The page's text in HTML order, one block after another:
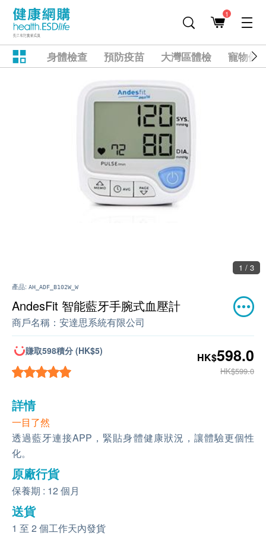
1
身體檢查 預防疫苗 大灣區體檢 寵物健
1 / 3
產品: AH_ADF_B102W_W
AndesFit 智能藍牙手腕式血壓計
商戶名稱： 安達思系統有限公司
賺取598積分 (HK$5) HK$598.0
HK$599.0
詳情
一目了然
透過藍牙連接APP，緊貼身體健康狀況，讓體驗更個性
化。
原廠行貨
保養期 : 12 個月
送貨
1 至 2 個工作天內發貨